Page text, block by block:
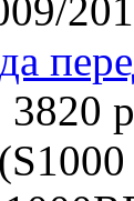
3820